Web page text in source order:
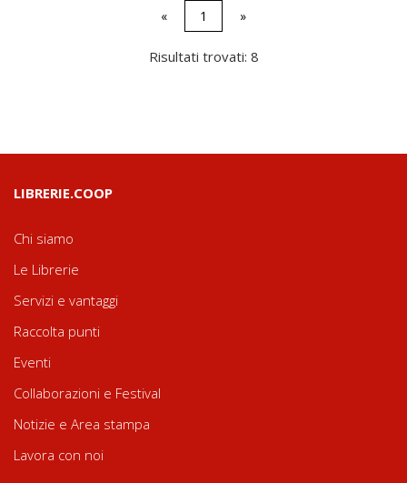
« 1 »
Risultati trovati: 8
LIBRERIE.COOP
Chi siamo
Le Librerie
Servizi e vantaggi
Raccolta punti
Eventi
Collaborazioni e Festival
Notizie e Area stampa
Lavora con noi